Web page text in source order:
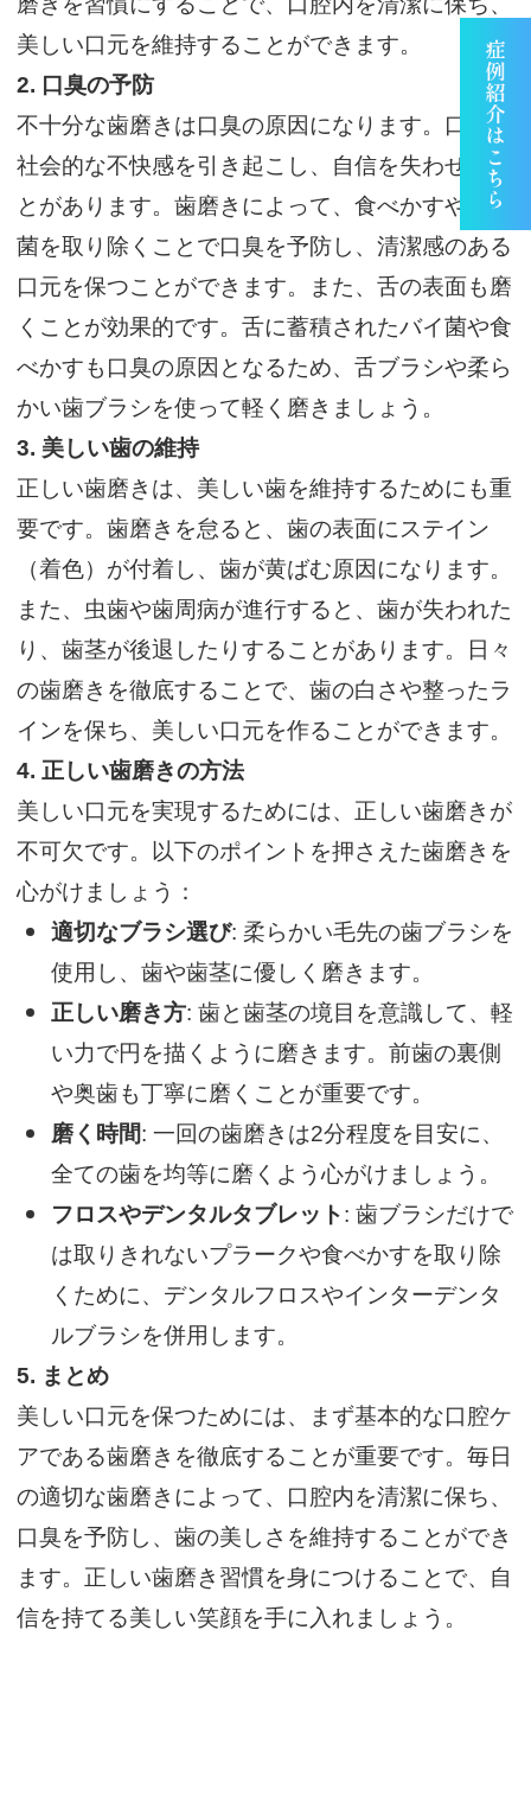
美しい口元を維持することができます。
2. 口臭の予防
不十分な歯磨きは口臭の原因になります。口臭は
社会的な不快感を引き起こし、自信を失わせるこ
とがあります。歯磨きによって、食べかすやバイ
菌を取り除くことで口臭を予防し、清潔感のある
口元を保つことができます。また、舌の表面も磨
くことが効果的です。舌に蓄積されたバイ菌や食
べかすも口臭の原因となるため、舌ブラシや柔ら
かい歯ブラシを使って軽く磨きましょう。
3. 美しい歯の維持
正しい歯磨きは、美しい歯を維持するためにも重
要です。歯磨きを怠ると、歯の表面にステイン
（着色）が付着し、歯が黄ばむ原因になります。
また、虫歯や歯周病が進行すると、歯が失われた
り、歯茎が後退したりすることがあります。日々
の歯磨きを徹底することで、歯の白さや整ったラ
インを保ち、美しい口元を作ることができます。
4. 正しい歯磨きの方法
美しい口元を実現するためには、正しい歯磨きが
不可欠です。以下のポイントを押さえた歯磨きを
心がけましょう：
適切なブラシ選び: 柔らかい毛先の歯ブラシを
使用し、歯や歯茎に優しく磨きます。
正しい磨き方: 歯と歯茎の境目を意識して、軽
い力で円を描くように磨きます。前歯の裏側
や奥歯も丁寧に磨くことが重要です。
磨く時間: 一回の歯磨きは2分程度を目安に、
全ての歯を均等に磨くよう心がけましょう。
フロスやデンタルタブレット: 歯ブラシだけで
は取りきれないプラークや食べかすを取り除
くために、デンタルフロスやインターデンタ
ルブラシを併用します。
5. まとめ
美しい口元を保つためには、まず基本的な口腔ケ
アである歯磨きを徹底することが重要です。毎日
の適切な歯磨きによって、口腔内を清潔に保ち、
口臭を予防し、歯の美しさを維持することができ
ます。正しい歯磨き習慣を身につけることで、自
信を持てる美しい笑顔を手に入れましょう。